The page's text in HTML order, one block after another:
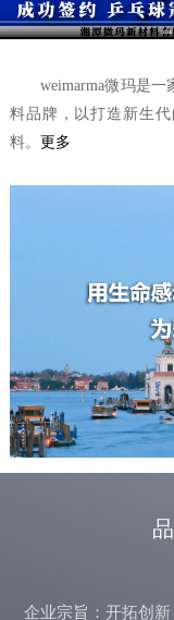
weimarma微玛是
料品牌，以打造新生
料。 更多
企业宗旨：开拓创新